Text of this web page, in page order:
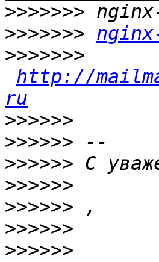
>>>>>>>
>>>>>>>
>>>>>>>
http://
ru
>>>>>>
>>>>>>
>>>>>>
>>>>>>
>>>>>>
>>>>>>
>>>>>>